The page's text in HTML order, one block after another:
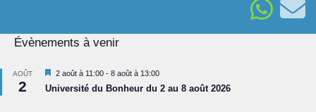
Évènements à venir
AOÛT
2
Mis
en
avant
2 août à 11:00 - 8 août à 13:00
Université du Bonheur du 2 au 8 août 2026